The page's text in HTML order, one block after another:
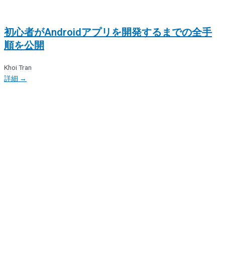
初心者がAndroidアプリを開発するまでの全手
順を公開
Khoi Tran
詳細 →